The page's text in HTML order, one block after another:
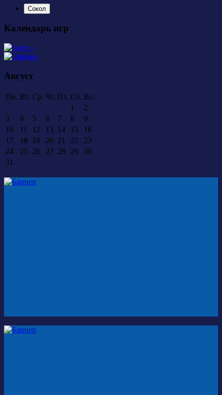
Сокол
Календарь игр
Август
Пн. Вт. Ср. Чт. Пт. Сб. Вс.
1
2
3
4 5 6 7 8
9
10
11 12 13 14 15
16
17
18 19 20 21 22
23
24
25 26 27 28 29
30
31